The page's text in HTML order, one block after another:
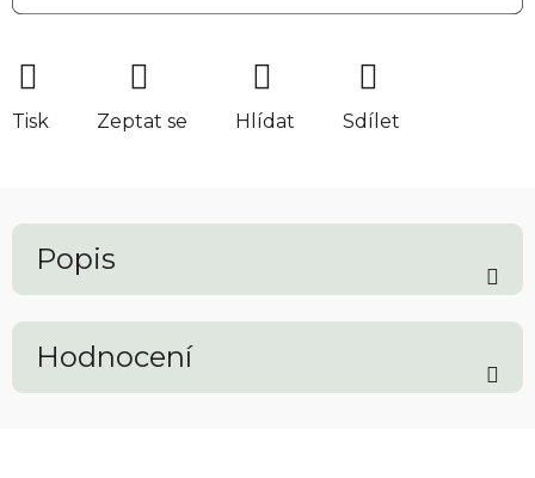
Tisk Zeptat se Hlídat Sdílet
Popis
Hodnocení